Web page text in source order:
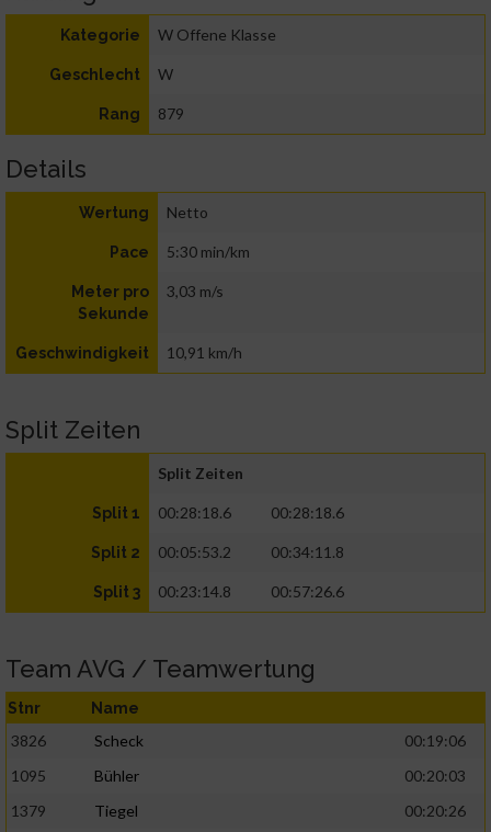
Kategorie W Offene Klasse
Geschlecht W
Rang 879
Details
Wertung Netto
Pace 5:30 min/km
Meter pro
Sekunde
3,03 m/s
Geschwindigkeit 10,91 km/h
Split Zeiten
Split Zeiten
Split 1 00:28:18.6 00:28:18.6
Split 2 00:05:53.2 00:34:11.8
Split 3 00:23:14.8 00:57:26.6
Team AVG / Teamwertung
Stnr Name
3826 Scheck
00:19:06
1095
Bühler
00:20:03
1379
Tiegel
00:20:26